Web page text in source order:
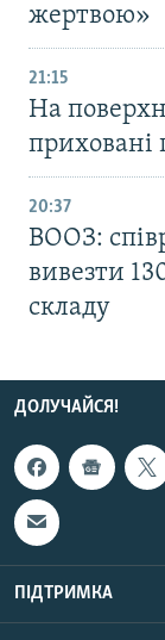
жертвою»
21:15
На
приховані
20:37
ВООЗ:
вивезти
складу
ДОЛУЧАЙСЯ!
ПІДТРИМКА